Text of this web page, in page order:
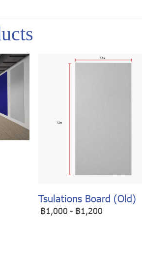
Tsulations Board (Old)
฿1,000 - ฿1,200